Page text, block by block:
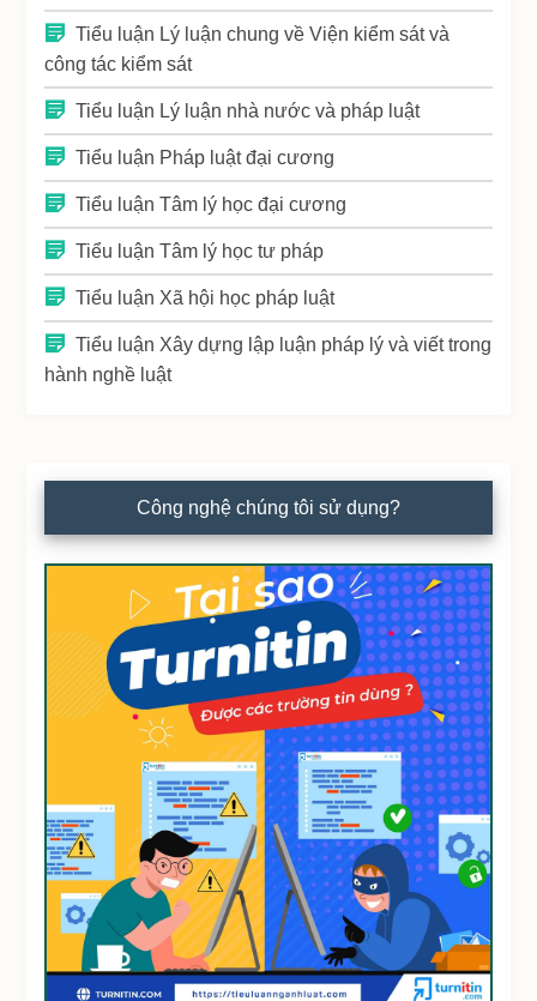
Tiểu luận Lý luận chung về Viện kiểm sát và
công tác kiểm sát
Tiểu luận Lý luận nhà nước và pháp luật
Tiểu luận Pháp luật đại cương
Tiểu luận Tâm lý học đại cương
Tiểu luận Tâm lý học tư pháp
Tiểu luận Xã hội học pháp luật
Tiểu luận Xây dựng lập luận pháp lý và viết trong
hành nghề luật
Công nghệ chúng tôi sử dụng?